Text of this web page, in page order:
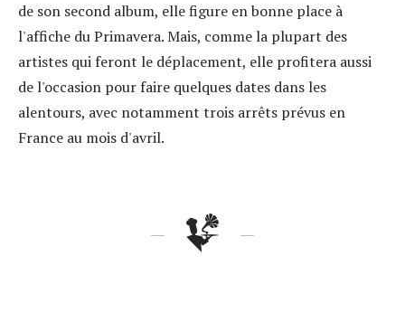
de son second album, elle figure en bonne place à
l'affiche du Primavera. Mais, comme la plupart des
artistes qui feront le déplacement, elle profitera aussi
de l'occasion pour faire quelques dates dans les
alentours, avec notamment trois arrêts prévus en
France au mois d'avril.